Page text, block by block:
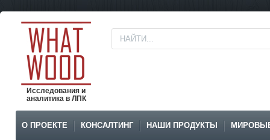
Исследования и
аналитика в ЛПК
О ПРОЕКТЕ КОНСАЛТИНГ НАШИ ПРОДУКТЫ